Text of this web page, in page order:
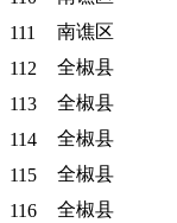
111
南谯区
112
全椒县
113
全椒县
114
全椒县
115
全椒县
116
全椒县